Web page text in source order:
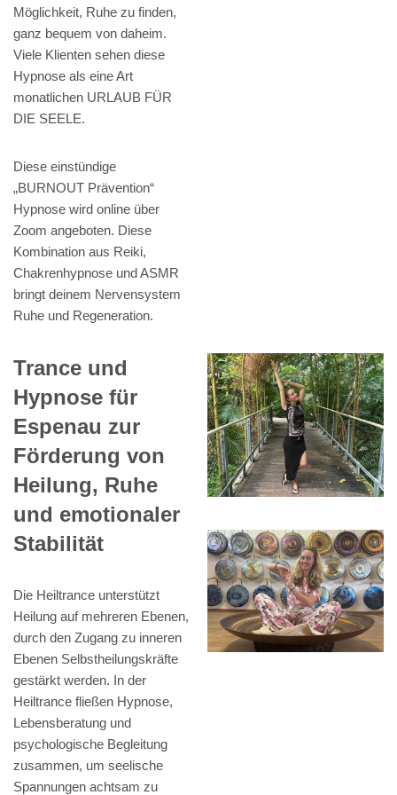
Möglichkeit, Ruhe zu finden,
ganz bequem von daheim.
Viele Klienten sehen diese
Hypnose als eine Art
monatlichen URLAUB FÜR
DIE SEELE.
Diese einstündige
„BURNOUT Prävention“
Hypnose wird online über
Zoom angeboten. Diese
Kombination aus Reiki,
Chakrenhypnose und ASMR
bringt deinem Nervensystem
Ruhe und Regeneration.
Trance und
Hypnose für
Espenau zur
Förderung von
Heilung, Ruhe
und emotionaler
Stabilität
Die Heiltrance unterstützt
Heilung auf mehreren Ebenen,
durch den Zugang zu inneren
Ebenen Selbstheilungskräfte
gestärkt werden. In der
Heiltrance fließen Hypnose,
Lebensberatung und
psychologische Begleitung
zusammen, um seelische
Spannungen achtsam zu